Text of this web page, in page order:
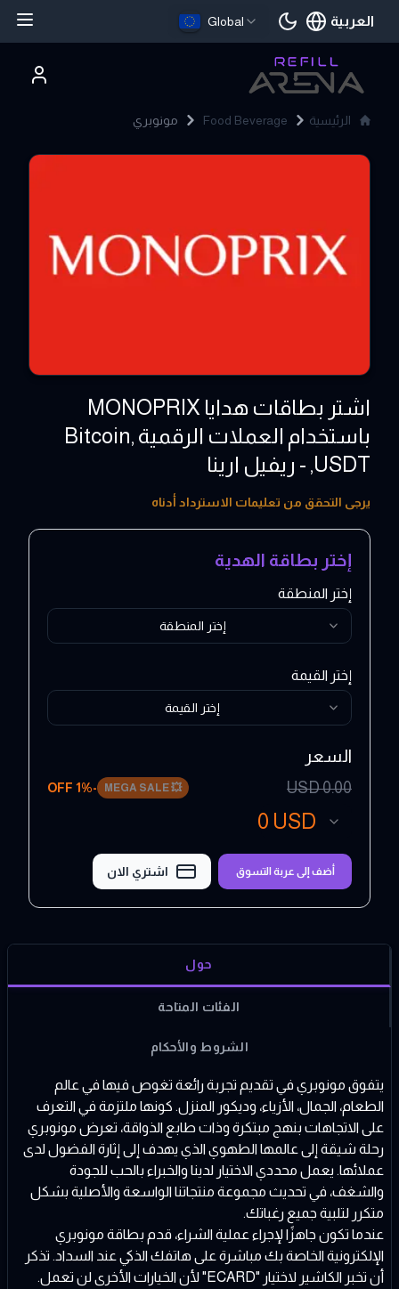
Global العربية
اللغة الحالية
الرئيسية Food Beverage مونوبري
اشتر بطاقات هدايا MONOPRIX
باستخدام العملات الرقمية ,Bitcoin
,USDT - ريفيل ارينا
20 - 150 EUR
يرجى التحقق من تعليمات الاسترداد أدناه
إختر بطاقة الهدية
إختر المنطقة
إختر المنطقة
إختر القيمة
إختر القيمة
السعر
0.00
USD
💥
MEGA SALE
-
1 % OFF
0 USD
أضف إلى عربة التسوق اشتري الان
حول
الفئات المتاحة
الشروط والأحكام
يتفوق مونوبري في تقديم تجربة رائعة تغوص فيها في عالم
الطعام، الجمال، الأزياء، وديكور المنزل. كونها ملتزمة في التعرف
على الاتجاهات بنهج مبتكرة وذات طابع الذواقة، تعرض مونوبري
رحلة شيقة إلى عالمها الطهوي الذي يهدف إلى إثارة الفضول لدى
عملائها. يعمل محددي الاختيار لدينا والخبراء بالحب للجودة
والشغف، في تحديث مجموعة منتجاتنا الواسعة والأصلية بشكل
متكرر لتلبية جميع رغباتك.
عندما تكون جاهزًا لإجراء عملية الشراء، قدم بطاقة مونوبري
الإلكترونية الخاصة بك مباشرة على هاتفك الذكي عند السداد. تذكر
أن تخبر الكاشير لاختيار "ECARD" لأن الخيارات الأخرى لن تعمل.